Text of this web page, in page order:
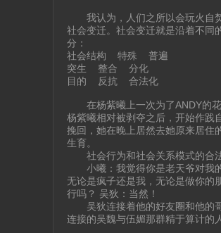
我认为，人们之所以会玩火自焚
社会变迁。社会变迁就是沿着不同
分：
社会结构 特殊 普遍
突生 整合 分化
目的 反抗 合法化
在杨紫曦上一次为了ANDY的花
杨紫曦相对被剥夺之后，开始作践
挽回，她在晚上居然去她原来居住
生育。
社会行为和社会关系模式的合法
小曦：我觉得你是老天爷对我的
无论是疯子还是我，无论是做你的
行吗？ 吴狄：当然！
吴狄连接着他的好友圈和他的哥
连接的吴魏与伍媚那群精于算计的